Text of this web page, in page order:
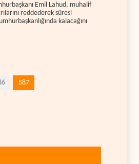
Emil Lahud, muhalif
reddederek süresi
kalacağını
587